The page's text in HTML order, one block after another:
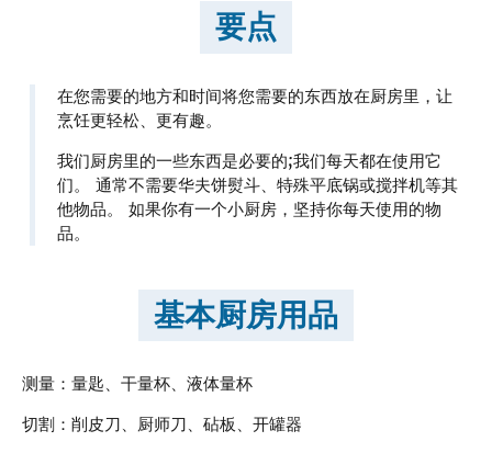
要点
在您需要的地方和时间将您需要的东西放在厨房里，让
烹饪更轻松、更有趣。
我们厨房里的一些东西是必要的;我们每天都在使用它
们。 通常不需要华夫饼熨斗、特殊平底锅或搅拌机等其
他物品。 如果你有一个小厨房，坚持你每天使用的物
品。
基本厨房用品
测量：量匙、干量杯、液体量杯
切割：削皮刀、厨师刀、砧板、开罐器